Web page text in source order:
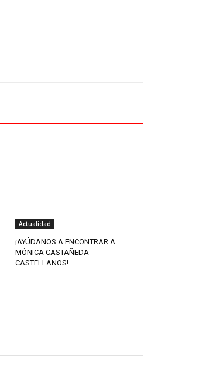
Actualidad
¡AYÚDANOS A ENCONTRAR A
MÓNICA CASTAÑEDA
CASTELLANOS!